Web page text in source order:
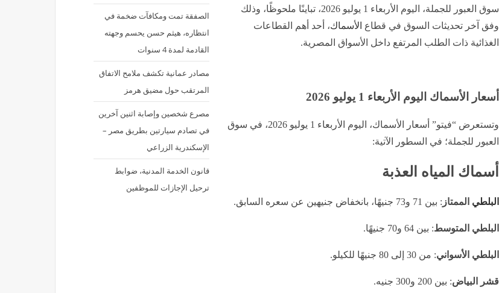
الصفقة تمت ومكافآت ضخمة في
انتظاره، هيثم حسن يحسم وجهته
القادمة لمدة 4 سنوات
مصادر عمانية تكشف ملامح الاتفاق
المرتقب حول مضيق هرمز
مصرع شخصين وإصابة اثنين آخرين
في تصادم سيارتين بطريق مصر –
الإسكندرية الزراعي
قانون الخدمة المدنية، ضوابط
ترحيل الإجازات للموظفين
سوق العبور للجملة، اليوم الأربعاء 1 يوليو 2026، تباينًا ملحوظًا، وذلك
وفق آخر تحديثات السوق في قطاع الأسماك، أحد أهم القطاعات
الغذائية ذات الطلب المرتفع داخل الأسواق المصرية.
أسعار الأسماك اليوم الأربعاء 1 يوليو 2026
وتستعرض “فيتو” أسعار الأسماك، اليوم الأربعاء 1 يوليو 2026، في سوق
العبور للجملة؛ في السطور الآتية:
أسماك المياه العذبة
البلطي الممتاز : بين 71 و73 جنيهًا، بانخفاض جنيهين عن سعره السابق.
البلطي المتوسط: بين 64 و70 جنيهًا.
البلطي الأسواني: من 30 إلى 80 جنيهًا للكيلو.
قشر البياض: بين 200 و300 جنيه.